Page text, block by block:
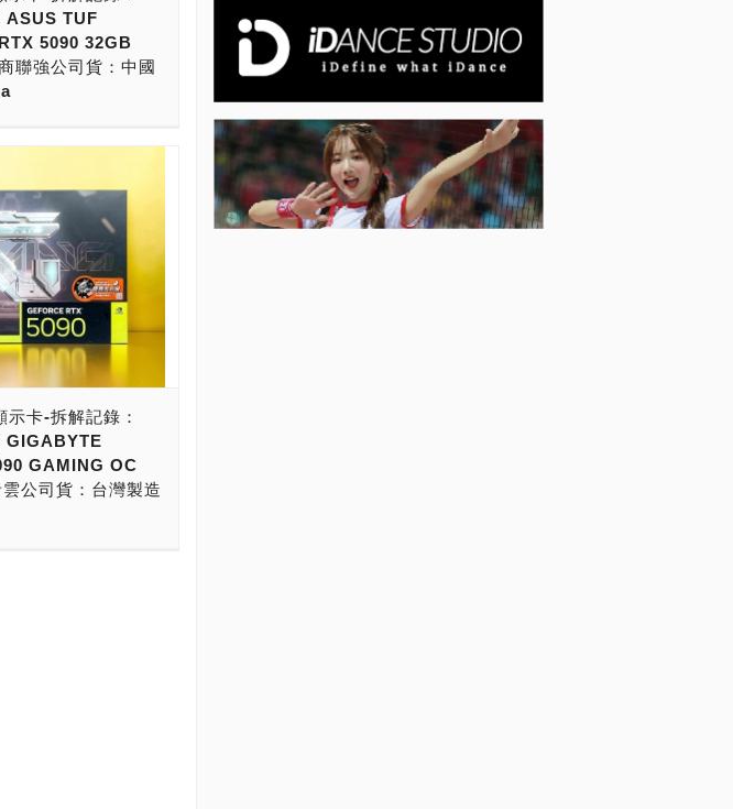
ASUS TUF
5090 32GB
聯強公司貨：中國
5090 32GB
齊全，共有ASUS
、ROG
列。提供了空冷版與
般版與超頻版。還推
供可拆式GC-HPWR
，擁有高人一等性
，推出了黃金版，款
「華碩 ASUS TUF
5090 32GB
市場則是由「聯強國際
售。這張顯示卡主打
導管與均溫導熱板，
向式風扇，三防膠技
可靠度與耐用度達到
示卡-拆解記錄：
GIGABYTE
GAMING OC
公司貨：台灣製造